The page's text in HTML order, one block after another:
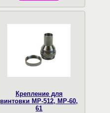
Крепление для
винтовки МР-512, МР-60,
61